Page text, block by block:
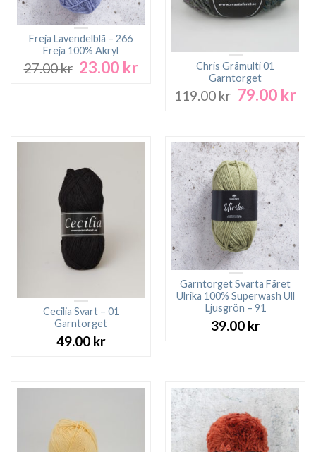
Freja Lavendelblå – 266
Freja 100% Akryl
27.00kr Det
23.00 krDet
Chris Gråmulti 01
Garntorget
119.00kr Det
119.00 kr.
79.00 kr
Cecilia Svart – 01
Garntorget
49.00 kr
Garntorget Svarta Fåret
Ulrika 100% Superwash Ull
Ljusgrön – 91
39.00 kr